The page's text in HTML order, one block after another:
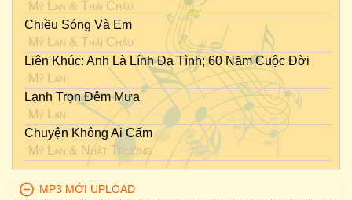
Mỹ Lan & Thái Châu
Chiều Sóng Và Em
Mỹ Lan & Thái Châu
Liên Khúc: Anh Là Lính Đa Tình; 60 Năm Cuộc Đời
Mỹ Lan
Lạnh Trọn Đêm Mưa
Mỹ Lan
Chuyện Không Ai Cấm
Mỹ Lan & Nhật Trường
MP3 MỚI UPLOAD